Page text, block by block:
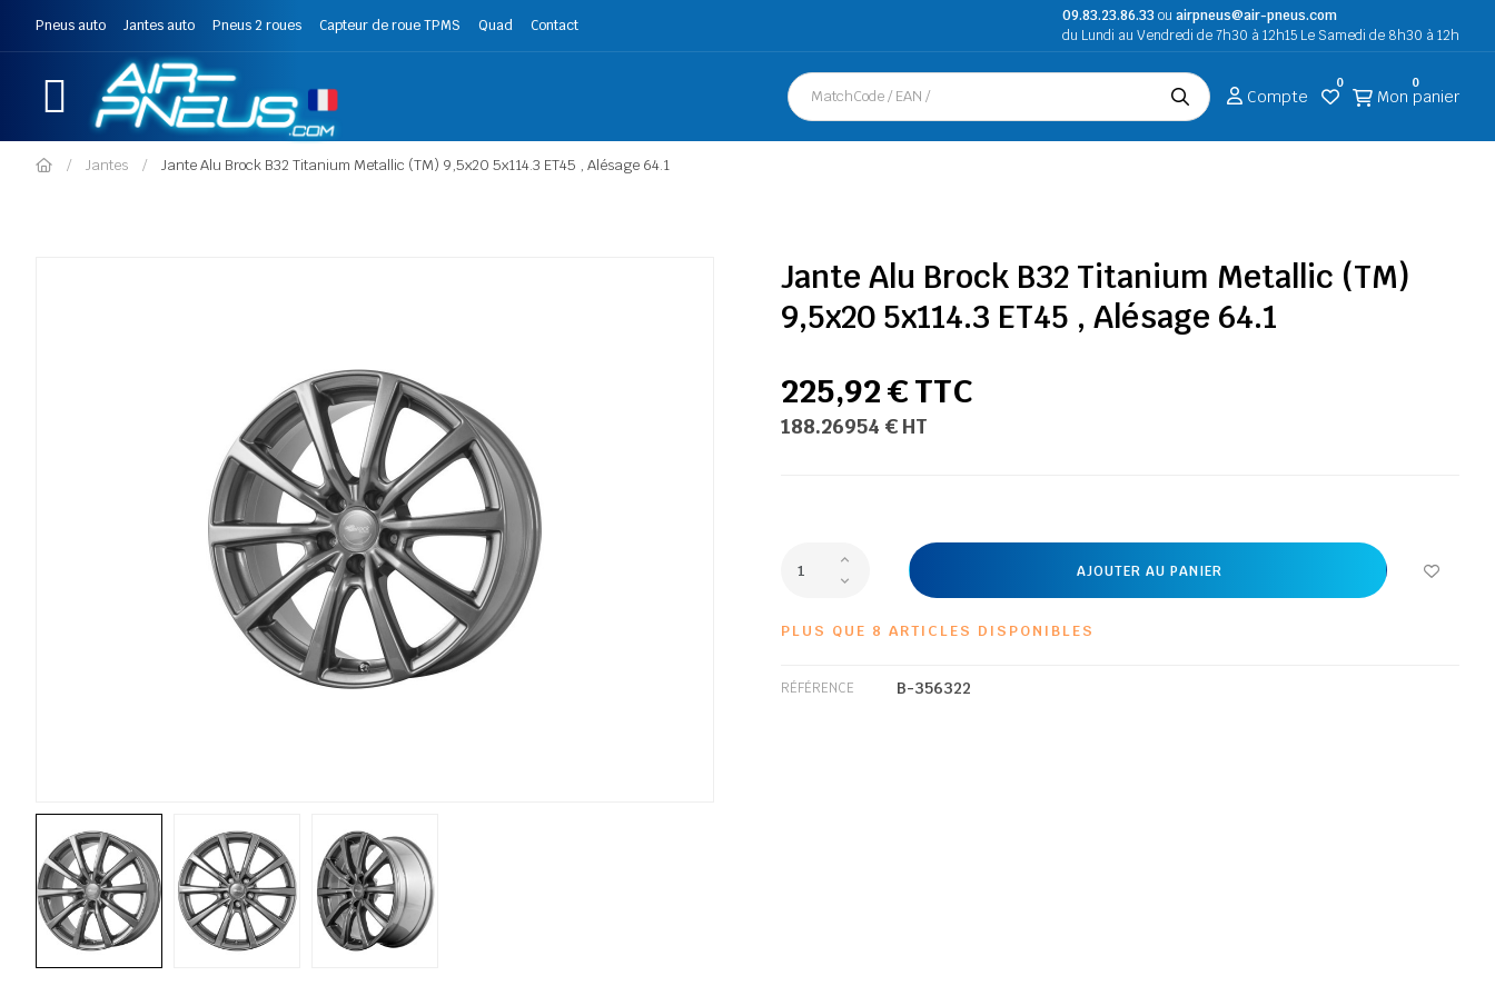
Pneus auto Jantes auto Pneus 2 roues Capteur de roue TPMS Quad Contact
09.83.23.86.33ou airpneus@air-pneus.com
du Lundi au Vendredi de 7h30 à 12h15 Le Samedi de 8h30 à 12h
Compte
0
Mon panier
0
Jantes Jante Alu Brock B32 Titanium Metallic (TM) 9,5x20 5x114.3 ET45 , Alésage 64.1
Jante Alu Brock B32 Titanium Metallic (TM)
9,5x20 5x114.3 ET45 , Alésage 64.1
225,92 € TTC
188.26954 € HT
AJOUTER AU PANIER
PLUS QUE 8 ARTICLES DISPONIBLES
RÉFÉRENCE B-356322